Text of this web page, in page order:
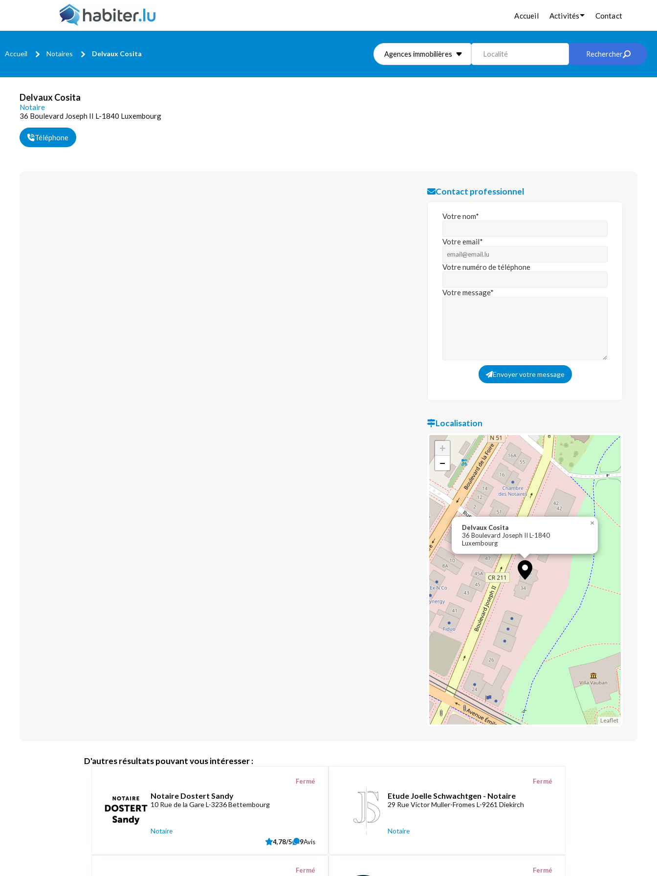
Accueil Activités Contact
Accueil Notaires Delvaux Cosita Agences immobilières Localité Rechercher
Delvaux Cosita
Notaire
36 Boulevard Joseph II L-1840 Luxembourg
Téléphone
Contact professionnel
Votre nom*
Votre email*
Votre numéro de téléphone
Votre message*
Envoyer votre message
Localisation
Delvaux Cosita
36 Boulevard Joseph II L-1840
Luxembourg
×
+
−
Leaflet
D'autres résultats pouvant vous intéresser :
Notaire Dostert Sandy
10 Rue de la Gare L-3236 Bettembourg
Notaire
Fermé
4,78/5 9Avis
Etude Joelle Schwachtgen - Notaire
29 Rue Victor Muller-Fromes L-9261 Diekirch
Notaire
Fermé
Fermé Fermé